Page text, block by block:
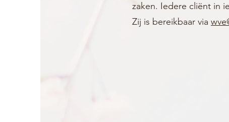
zaken. Iedere cliënt in
Zij is bereikbaar via